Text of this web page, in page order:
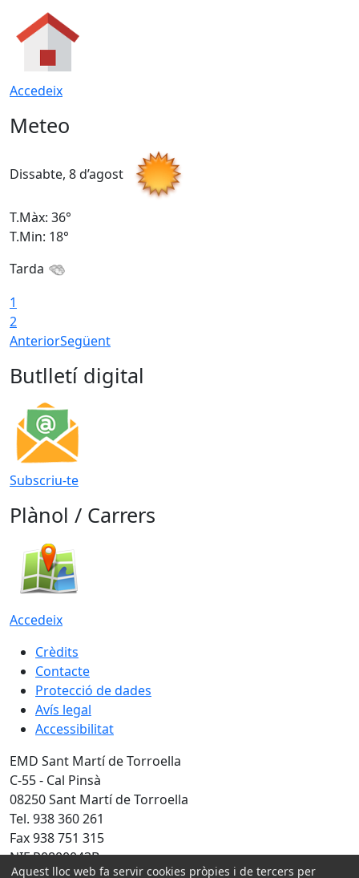
Accedeix
Meteo
Dissabte, 8 d’agost
T.Màx: 36°
T.Min: 18°
Tarda
1
2
AnteriorSegüent
Butlletí digital
Subscriu-te
Plànol / Carrers
Accedeix
Crèdits
Contacte
Protecció de dades
Avís legal
Accessibilitat
EMD Sant Martí de Torroella
C-55 - Cal Pinsà
08250 Sant Martí de Torroella
Tel. 938 360 261
Fax 938 751 315
NIF P0800043B
Aquest lloc web fa servir cookies pròpies i de tercers per